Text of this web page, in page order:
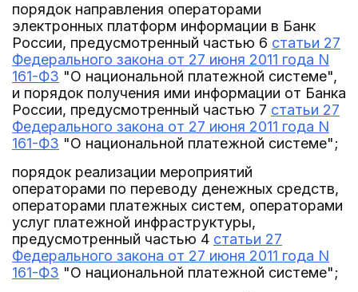
порядок направления операторами
электронных платформ информации в Банк
России, предусмотренный частью 6 статьи 27
Федерального закона от 27 июня 2011 года N
161-ФЗ "О национальной платежной системе",
и порядок получения ими информации от Банка
России, предусмотренный частью 7 статьи 27
Федерального закона от 27 июня 2011 года N
161-ФЗ "О национальной платежной системе";
порядок реализации мероприятий
операторами по переводу денежных средств,
операторами платежных систем, операторами
услуг платежной инфраструктуры,
предусмотренный частью 4 статьи 27
Федерального закона от 27 июня 2011 года N
161-ФЗ "О национальной платежной системе";